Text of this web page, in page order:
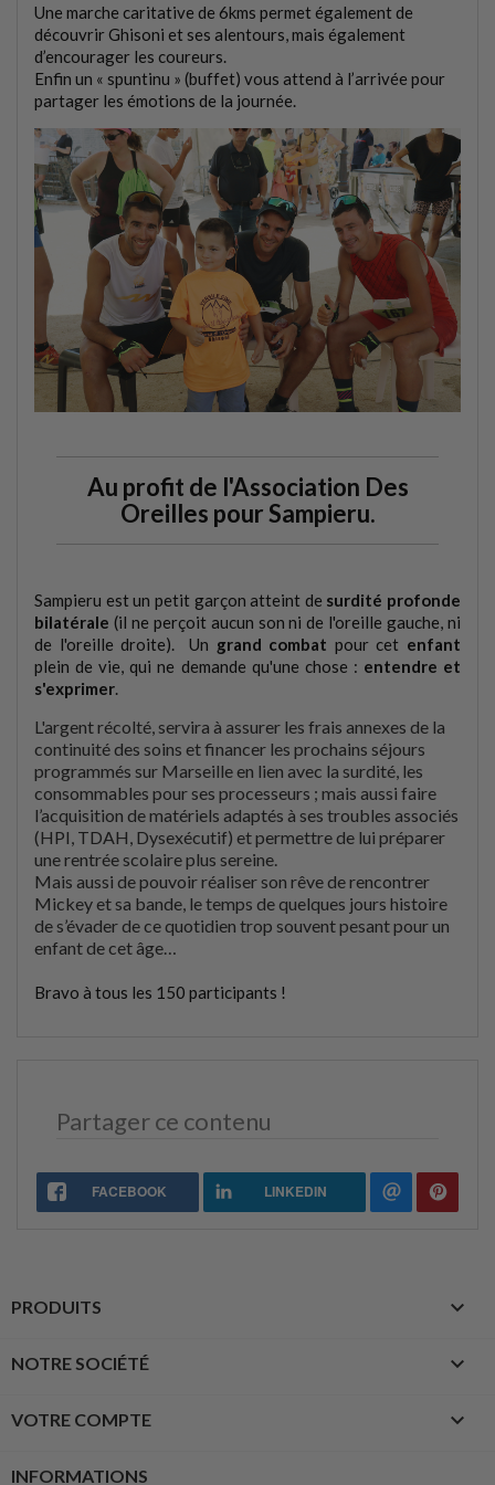
Une marche caritative de 6kms permet également de
découvrir Ghisoni et ses alentours, mais également
d’encourager les coureurs.
Enfin un « spuntinu » (buffet) vous attend à l’arrivée pour
partager les émotions de la journée.
Au profit de l'Association Des
Oreilles pour Sampieru.
Sampieru est un petit garçon atteint de surdité profonde
bilatérale (il ne perçoit aucun son ni de l'oreille gauche, ni
de l'oreille droite). Un grand combat pour cet enfant
plein de vie, qui ne demande qu'une chose : entendre et
s'exprimer.
L'argent récolté, servira à assurer les frais annexes de la
continuité des soins et financer les prochains séjours
programmés sur Marseille en lien avec la surdité, les
consommables pour ses processeurs ; mais aussi faire
l’acquisition de matériels adaptés à ses troubles associés
(HPI, TDAH, Dysexécutif) et permettre de lui préparer
une rentrée scolaire plus sereine.
Mais aussi de pouvoir réaliser son rêve de rencontrer
Mickey et sa bande, le temps de quelques jours histoire
de s’évader de ce quotidien trop souvent pesant pour un
enfant de cet âge…
Bravo à tous les 150 participants !
Partager ce contenu
FACEBOOK LINKEDIN
PRODUITS 
NOTRE SOCIÉTÉ 
VOTRE COMPTE 
INFORMATIONS